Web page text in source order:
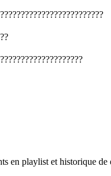
en playlist et historique